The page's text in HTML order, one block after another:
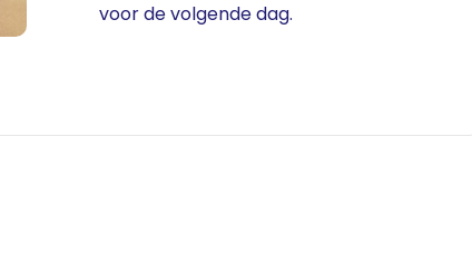
voor de volgende dag.